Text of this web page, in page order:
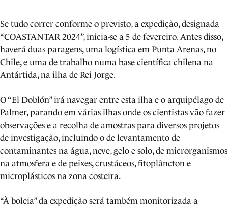
Se tudo correr conforme o previsto, a expedição, designada
“COASTANTAR 2024”, inicia-se a 5 de fevereiro. Antes disso,
haverá duas paragens, uma logística em Punta Arenas, no
Chile, e uma de trabalho numa base científica chilena na
Antártida, na ilha de Rei Jorge.
O “El Doblón” irá navegar entre esta ilha e o arquipélago de
Palmer, parando em várias ilhas onde os cientistas vão fazer
observações e a recolha de amostras para diversos projetos
de investigação, incluindo o de levantamento de
contaminantes na água, neve, gelo e solo, de microrganismos
na atmosfera e de peixes, crustáceos, fitoplâncton e
microplásticos na zona costeira.
“À boleia” da expedição será também monitorizada a